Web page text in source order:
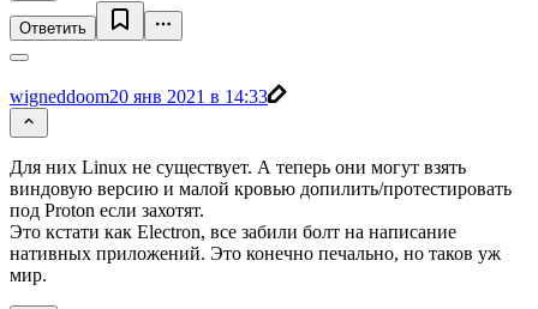
Ответить
wigneddoom20 янв 2021 в 14:33
Для них Linux не существует. А теперь они могут взять
виндовую версию и малой кровью допилить/протестировать
под Proton если захотят.
Это кстати как Electron, все забили болт на написание
нативных приложений. Это конечно печально, но таков уж
мир.